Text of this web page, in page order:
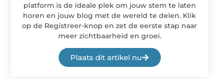
platform is de ideale plek om jouw stem te laten
horen en jouw blog met de wereld te delen. Klik
op de Registreer-knop en zet de eerste stap naar
meer zichtbaarheid en groei.
Plaats dit artikel nu